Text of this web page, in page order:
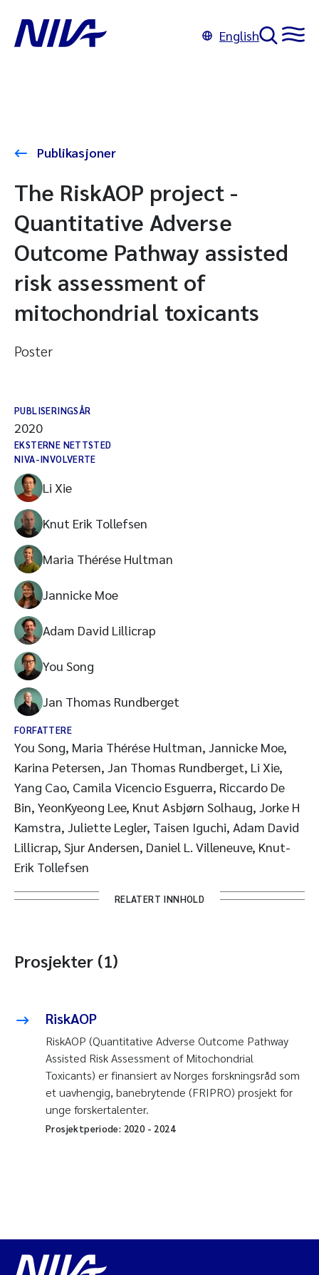
English
Publikasjoner
The RiskAOP project -
Quantitative Adverse
Outcome Pathway assisted
risk assessment of
mitochondrial toxicants
Poster
PUBLISERINGSÅR
2020
EKSTERNE NETTSTED
NIVA-INVOLVERTE
Li Xie
Knut Erik Tollefsen
Maria Thérése Hultman
Jannicke Moe
Adam David Lillicrap
You Song
Jan Thomas Rundberget
FORFATTERE
You Song, Maria Thérése Hultman, Jannicke Moe,
Karina Petersen, Jan Thomas Rundberget, Li Xie,
Yang Cao, Camila Vicencio Esguerra, Riccardo De
Bin, YeonKyeong Lee, Knut Asbjørn Solhaug, Jorke H
Kamstra, Juliette Legler, Taisen Iguchi, Adam David
Lillicrap, Sjur Andersen, Daniel L. Villeneuve, Knut-
Erik Tollefsen
RELATERT INNHOLD
Prosjekter (1)
RiskAOP
RiskAOP (Quantitative Adverse Outcome Pathway
Assisted Risk Assessment of Mitochondrial
Toxicants) er finansiert av Norges forskningsråd som
et uavhengig, banebrytende (FRIPRO) prosjekt for
unge forskertalenter.
Prosjektperiode: 2020- 2024